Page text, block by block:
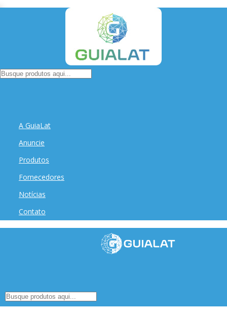
A GuiaLat
Anuncie
Produtos
Fornecedores
Notícias
Contato